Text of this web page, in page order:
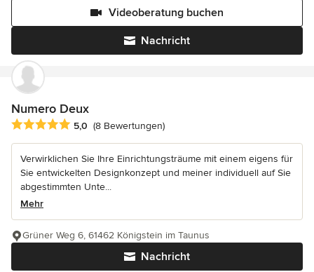
Nachricht
Videoberatung buchen
Numero Deux
Durchschnittliche Bewertung: 5 von 5 Sternen
5,0 (8 Bewertungen)
Verwirklichen Sie Ihre Einrichtungsträume mit einem eigens für
Sie entwickelten Designkonzept und meiner individuell auf Sie
abgestimmten Unte...
Mehr
Nachricht
Grüner Weg 6, 61462 Königstein im Taunus